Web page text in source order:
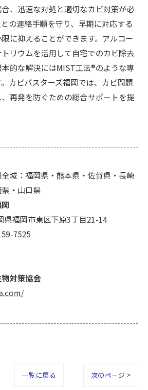
、迅速な対処と適切なカビ対策が必
の連絡手順を守り、早期に対応する
に抑えることができます。アルコー
リウムを活用して自宅でのカビ除去
的な解決にはMIST工法®のような専
カビバスターズ福岡では、カビ問題
再発を防ぐための総合サポートを提
域：福岡県・熊本県・佐賀県・長崎
・山口県
福岡市東区下原3丁目21-14
7525
対策協会
一覧に戻る 次のページ >